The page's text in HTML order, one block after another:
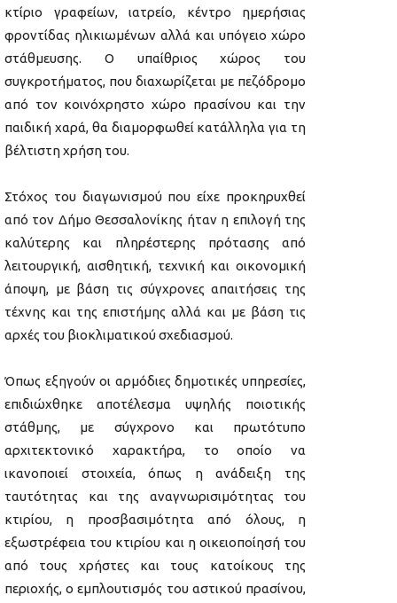
κτίριο γραφείων, ιατρείο, κέντρο ημερήσιας
φροντίδας ηλικιωμένων αλλά και υπόγειο χώρο
στάθμευσης. Ο υπαίθριος χώρος του
συγκροτήματος, που διαχωρίζεται με πεζόδρομο
από τον κοινόχρηστο χώρο πρασίνου και την
παιδική χαρά, θα διαμορφωθεί κατάλληλα για τη
βέλτιστη χρήση του.
Στόχος του διαγωνισμού που είχε προκηρυχθεί
από τον Δήμο Θεσσαλονίκης ήταν η επιλογή της
καλύτερης και πληρέστερης πρότασης από
λειτουργική, αισθητική, τεχνική και οικονομική
άποψη, με βάση τις σύγχρονες απαιτήσεις της
τέχνης και της επιστήμης αλλά και με βάση τις
αρχές του βιοκλιματικού σχεδιασμού.
Όπως εξηγούν οι αρμόδιες δημοτικές υπηρεσίες,
επιδιώχθηκε αποτέλεσμα υψηλής ποιοτικής
στάθμης, με σύγχρονο και πρωτότυπο
αρχιτεκτονικό χαρακτήρα, το οποίο να
ικανοποιεί στοιχεία, όπως η ανάδειξη της
ταυτότητας και της αναγνωρισιμότητας του
κτιρίου, η προσβασιμότητα από όλους, η
εξωστρέφεια του κτιρίου και η οικειοποίησή του
από τους χρήστες και τους κατοίκους της
περιοχής, ο εμπλουτισμός του αστικού πρασίνου,